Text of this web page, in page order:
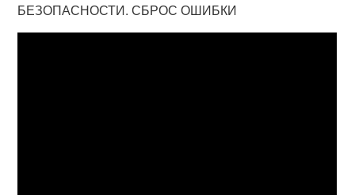
БЕЗОПАСНОСТИ. СБРОС ОШИБКИ